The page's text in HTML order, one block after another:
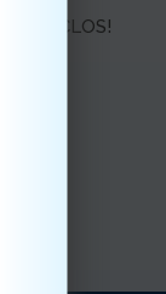
CLOS!